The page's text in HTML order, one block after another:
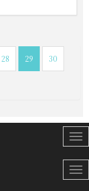
28 29 30